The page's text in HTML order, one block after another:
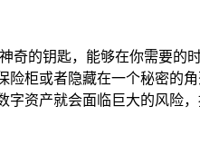
的钥匙，能够在你需要的
柜或者隐藏在一个秘密的
资产就会面临巨大的风险